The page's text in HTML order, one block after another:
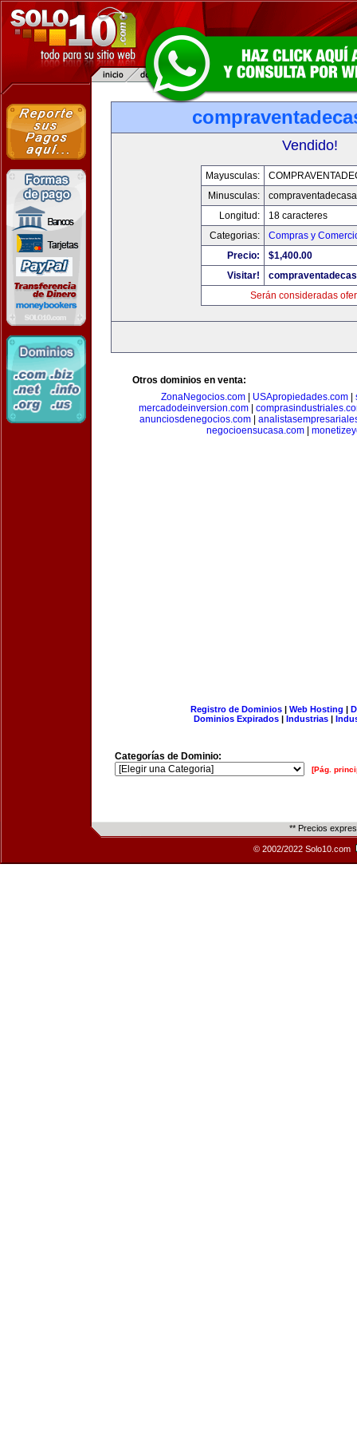
Vendido!
Mayusculas:
Minusculas:
Longitud:
18 caracteres
Categorias:
Compras y
Precio:
$1,400.00
Visitar!
Serán consideradas
Otros dominios en venta:
ZonaNegocios.com| USApropiedades.com|
mercadodeinversion.com
anunciosdenegocios.com|
negocioensucasa.com|
Registro de Dominios| Web Hosting |
Dominios Expirados | Industrias |
Categorías de Dominio:
[Pág.
** Precios
© 2002/2022 Solo10.com